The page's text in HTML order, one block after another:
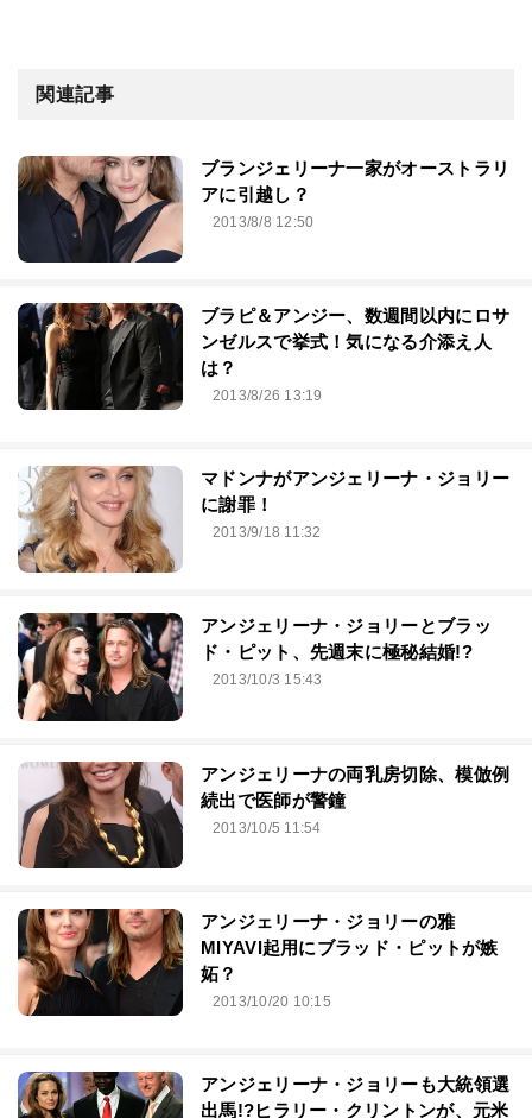
関連記事
ブランジェリーナ一家がオーストラリ
アに引越し？
2013/8/8 12:50
ブラピ＆アンジー、数週間以内にロサ
ンゼルスで挙式！気になる介添え人
は？
2013/8/26 13:19
マドンナがアンジェリーナ・ジョリー
に謝罪！
2013/9/18 11:32
アンジェリーナ・ジョリーとブラッ
ド・ピット、先週末に極秘結婚!?
2013/10/3 15:43
アンジェリーナの両乳房切除、模倣例
続出で医師が警鐘
2013/10/5 11:54
アンジェリーナ・ジョリーの雅
MIYAVI起用にブラッド・ピットが嫉
妬？
2013/10/20 10:15
アンジェリーナ・ジョリーも大統領選
出馬!?ヒラリー・クリントンが、元米